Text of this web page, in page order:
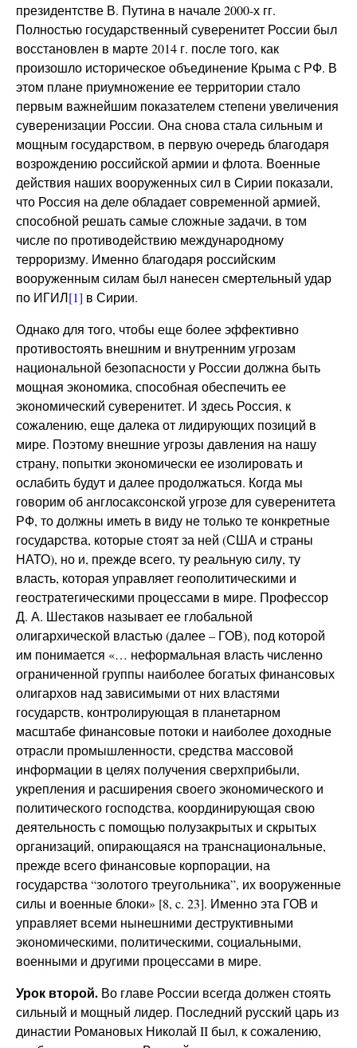
президентстве В. Путина в начале 2000-х гг.
Полностью государственный суверенитет России был
восстановлен в марте 2014 г. после того, как
произошло историческое объединение Крыма с РФ. В
этом плане приумножение ее территории стало
первым важнейшим показателем степени увеличения
суверенизации России. Она снова стала сильным и
мощным государством, в первую очередь благодаря
возрождению российской армии и флота. Военные
действия наших вооруженных сил в Сирии показали,
что Россия на деле обладает современной армией,
способной решать самые сложные задачи, в том
числе по противодействию международному
терроризму. Именно благодаря российским
вооруженным силам был нанесен смертельный удар
по ИГИЛ[1] в Сирии.
Однако для того, чтобы еще более эффективно
противостоять внешним и внутренним угрозам
национальной безопасности у России должна быть
мощная экономика, способная обеспечить ее
экономический суверенитет. И здесь Россия, к
сожалению, еще далека от лидирующих позиций в
мире. Поэтому внешние угрозы давления на нашу
страну, попытки экономически ее изолировать и
ослабить будут и далее продолжаться. Когда мы
говорим об англосаксонской угрозе для суверенитета
РФ, то должны иметь в виду не только те конкретные
государства, которые стоят за ней (США и страны
НАТО), но и, прежде всего, ту реальную силу, ту
власть, которая управляет геополитическими и
геостратегическими процессами в мире. Профессор
Д. А. Шестаков называет ее глобальной
олигархической властью (далее – ГОВ), под которой
им понимается «… неформальная власть численно
ограниченной группы наиболее богатых финансовых
олигархов над зависимыми от них властями
государств, контролирующая в планетарном
масштабе финансовые потоки и наиболее доходные
отрасли промышленности, средства массовой
информации в целях получения сверхприбыли,
укрепления и расширения своего экономического и
политического господства, координирующая свою
деятельность с помощью полузакрытых и скрытых
организаций, опирающаяся на транснациональные,
прежде всего финансовые корпорации, на
государства “золотого треугольника”, их вооруженные
силы и военные блоки» [8, c. 23]. Именно эта ГОВ и
управляет всеми нынешними деструктивными
экономическими, политическими, социальными,
военными и другими процессами в мире.
Урок второй. Во главе России всегда должен стоять
сильный и мощный лидер. Последний русский царь из
династии Романовых Николай II был, к сожалению,